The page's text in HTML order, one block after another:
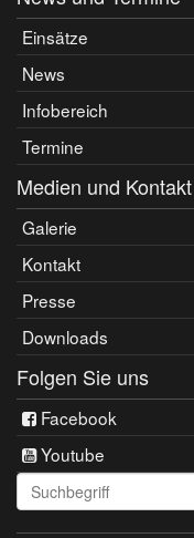
Einsätze
News
Infobereich
Termine
Medien und Kontakt
Galerie
Kontakt
Presse
Downloads
Folgen Sie uns
Facebook
Youtube
Seite
durchsuchen: